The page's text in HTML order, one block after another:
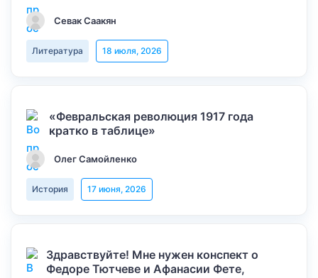
Севак Саакян
Литература 18 июля, 2026
«Февральская революция 1917 года
кратко в таблице»
Олег Самойленко
История 17 июня, 2026
Здравствуйте! Мне нужен конспект о
Федоре Тютчеве и Афанасии Фете,